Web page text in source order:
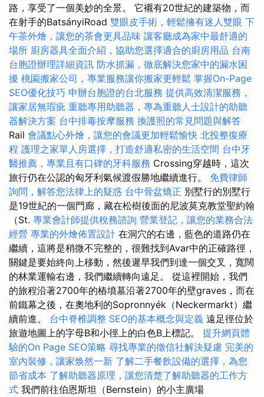
路，享受了一個美妙的全景。 它襯有20世紀的建築物，而
在射手的BatsányiRoad 雙眼皮手術，輕鬆擁有迷人雙眼 下
午茶外燴，讓您的茶會更具品味 讓客廳成為家中最舒適的
場所 廚房器具全面介紹，協助您選擇適合的廚房用品 台南
台胞證辦理詳細資訊 防水抓漏，徹底解決您家中的漏水困
擾 桃園搬家公司，專業服務讓你搬家更輕鬆 掌握On-Page
SEO優化技巧 申辦台胞證的台北服務 提供高效清潔服務，
讓家居無瑕疵 重聽專用助聽器，專為重聽人士設計的助聽
器解決方案 台中排毒按摩服務 換護照的常見問題與解答
Rail 會議點心外燴，讓您的會議更加輕鬆愉快 北投整復療
程 護理之家單人房選擇，打造舒適私密的生活空間 台中牙
醫推薦，專業且有口碑的牙科服務 Crossing穿越時，這次
旅行仍在公認的匈牙利氣候渡假勝地繼續進行。 免費律師
詢問，解答您法律上的疑惑 台中骨盆矯正 別墅行的別墅行
是19世紀的一個門廊，藏在松樹後面的尼波莫克教堂聖約翰
（St. 專業會計師提供稅務諮詢 營業登記，讓您的業務合法
經營 專業的外燴佈置設計 在洞穴的右邊，藍色的道路仍在
繼續，這將是稍微不完整的，很難找到Avar中的正確路徑，
關鍵是要始終向上移動，然後遲早我們到達一個交叉，寬闊
的林業運輸右邊，我們繼續轉向遠足。 從這裡開始，我們
的旅程沿著2700年的樁墳墓沿著2700年的壁graves，而在
前鐵幕之後，在奧地利的Sopronnyék（Neckermarkt）繼
續前進。 台中脊椎調整 SEO的基本概念與定義 遠足徑位於
旅遊地圖上的字母B和小徑上的白色B上標記。 提升網頁體
驗的On Page SEO策略 尋找專業的徵信社解決疑慮 完美的
室內裝修，讓家焕然一新 了解二手餐飲設備的選擇，為您
節省成本 了解助聽器原理，讓您清楚了解助聽器的工作方
式 我們前往伯恩斯坦（Bernstein）的小主廣場